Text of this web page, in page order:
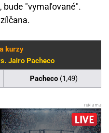
bude "vymaľované".
kurzy
Jairo Pacheco
Pacheco (1,49)